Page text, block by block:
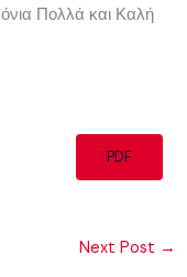
Πολλά και Καλή
PDF
Next Post →